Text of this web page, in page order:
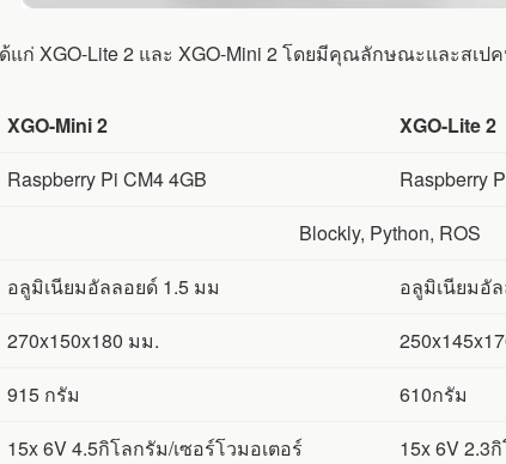
ก่ XGO-Lite 2 และ XGO-Mini 2 โดยมีคุณลักษณะและสเป
XGO-Mini 2 XGO-Lite 2
Raspberry Pi CM4 4GB Raspberry
Blockly, Python, ROS
อลูมิเนียมอัลลอยด์ 1.5 มม อลูมิเนียมอั
270x150x180 มม.
915 กรัม 610กรัม
15x 6V 4.5กิโลกรัม/เซอร์โวมอเตอร์ 15x 6V 2.3